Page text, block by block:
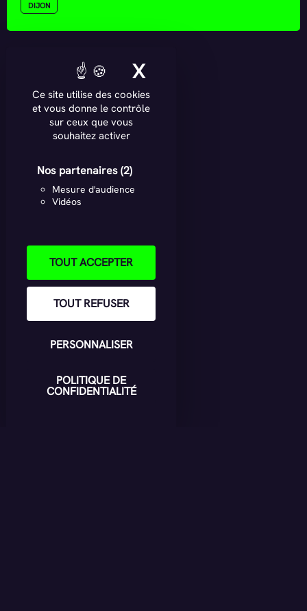
Ce site utilise des cookies
et vous donne le contrôle
sur ceux que vous
souhaitez activer
Nos partenaires(2)
Mesure d'audience
Vidéos
TOUT ACCEPTER
TOUT REFUSER
PERSONNALISER
POLITIQUE DE
CONFIDENTIALITÉ
XMASQUER LE
DIJON